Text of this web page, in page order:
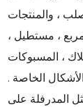
، والمنتجات
، مستطيل ،
الخاصة .
المدرفلة على